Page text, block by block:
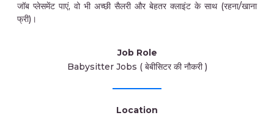
जॉब प्लेसमेंट पाएं, वो भी अच्छी सैलरी और बेहतर क्लाइंट के साथ (रहना/खाना
फ्री)।
Job Role
Babysitter Jobs ( बेबीसिटर की नौकरी )
Location